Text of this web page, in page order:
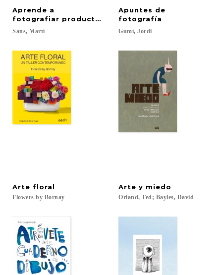
Aprende a
fotografiar productos como un profesional
Sans, Martí
Apuntes de
fotografía
Gumí, Jordi
Arte floral
Flowers by Bornay
Arte y miedo
Orland, Ted; Bayles, David